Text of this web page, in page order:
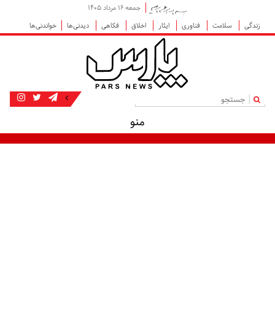
جمعه ۱۶ مرداد ۱۴۰۵
زندگی
سلامت فناوری ایثار اخلاق فکاهی دیدنی‌ها خواندنی‌ها
|
منو